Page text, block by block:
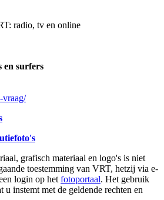
radio, tv en online
en surfers
vraag/
grafisch materiaal en logo's is niet
toestemming van VRT, hetzij via e-
login op het fotoportaal. Het gebruik
instemt met de geldende rechten en